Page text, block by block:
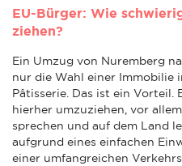
EU-Bürger: Wie
ziehen?
Ein Umzug von Nuremberg
nur die Wahl einer Immobilie
Pâtisserie. Das ist ein Vorteil.
hierher umzuziehen, vor
sprechen und auf dem Land
aufgrund eines einfachen
einer umfangreichen